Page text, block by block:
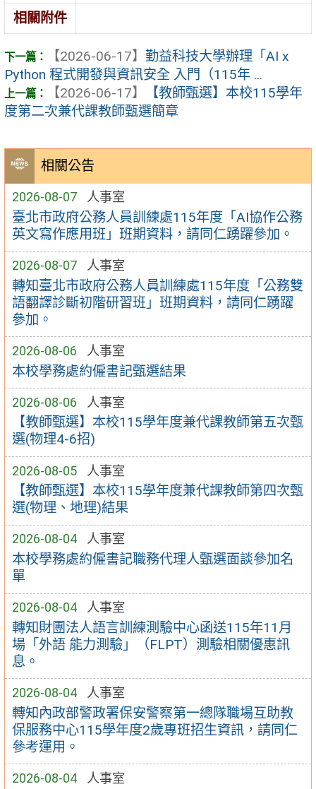
相關公告
2026-08-07 人事室
臺北市政府公務人員訓練處115年度「AI協作公務
英文寫作應用班」班期資料，請同仁踴躍參加。
2026-08-07 人事室
轉知臺北市政府公務人員訓練處115年度「公務雙
語翻譯診斷初階研習班」班期資料，請同仁踴躍
參加。
2026-08-06 人事室
本校學務處約僱書記甄選結果
2026-08-06 人事室
【教師甄選】本校115學年度兼代課教師第五次甄
選(物理4-6招)
2026-08-05 人事室
【教師甄選】本校115學年度兼代課教師第四次甄
選(物理、地理)結果
2026-08-04 人事室
本校學務處約僱書記職務代理人甄選面談參加名
單
2026-08-04 人事室
轉知財團法人語言訓練測驗中心函送115年11月
場「外語 能力測驗」（FLPT）測驗相關優惠訊
息。
2026-08-04 人事室
轉知內政部警政署保安警察第一總隊職場互助教
保服務中心115學年度2歲專班招生資訊，請同仁
參考運用。
2026-08-04 人事室
相關附件
【2026-06-17】 勤益科技大學辦理「AI x
Python 程式開發與資訊安全 入門（115年 ...
【2026-06-17】
【教師甄選】本校115學年
度第⼆次兼代課教師甄選簡章